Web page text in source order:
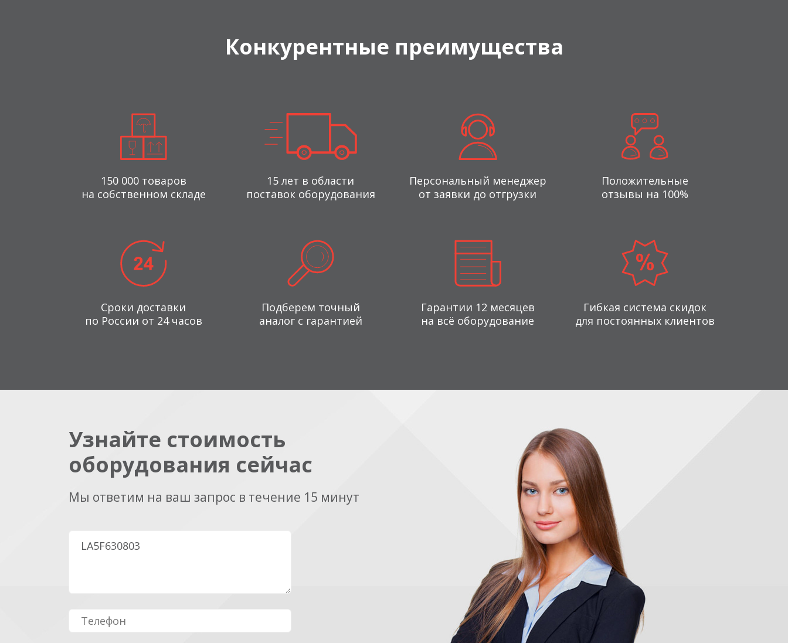
Конкурентные преимущества
150 000 товаров
на собственном складе
15 лет в области
поставок оборудования
Персональный менеджер
от заявки до отгрузки
Положительные
отзывы на 100%
Сроки доставки
по России от 24 часов
Подберем точный
аналог с гарантией
Гарантии 12 месяцев
на всё оборудование
Гибкая система скидок
для постоянных клиентов
Узнайте стоимость
оборудования сейчас
Мы ответим на ваш запрос в течение 15 минут